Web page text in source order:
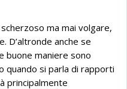
ma mai volgare,
D’altronde anche se
buone maniere sono
si parla di rapporti
principalmente